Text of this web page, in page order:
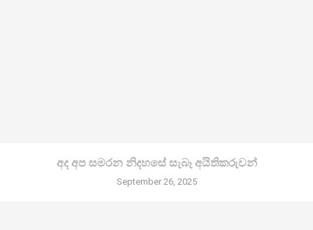
අද අප සමරන නිදහසේ සැබෑ අයිතිකරුවන්
September 26, 2025